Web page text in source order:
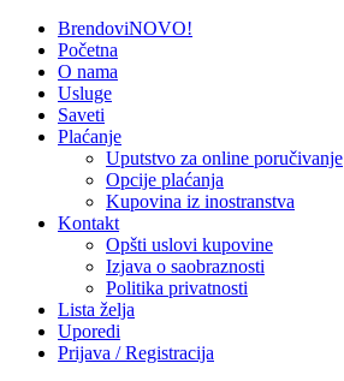
BrendoviNOVO!
Početna
O nama
Usluge
Saveti
Plaćanje
Uputstvo za online poručivanje
Opcije plaćanja
Kupovina iz inostranstva
Kontakt
Opšti uslovi kupovine
Izjava o saobraznosti
Politika privatnosti
Lista želja
Uporedi
Prijava / Registracija